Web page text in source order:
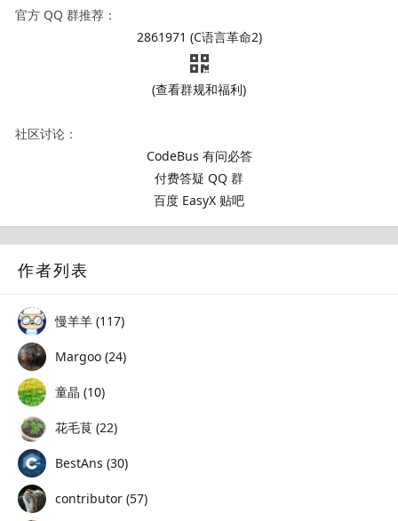
官方 QQ 群推荐：
2861971 (C语言革命2)
(查看群规和福利)
社区讨论：
CodeBus 有问必答
付费答疑 QQ 群
百度 EasyX 贴吧
作者列表
慢羊羊 (117)
Margoo (24)
童晶 (10)
花毛茛 (22)
BestAns (30)
contributor (57)